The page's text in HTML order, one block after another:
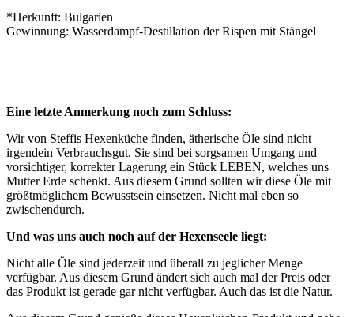
*Herkunft: Bulgarien
Gewinnung: Wasserdampf-Destillation der Rispen mit Stängel
Eine letzte Anmerkung noch zum Schluss:
Wir von Steffis Hexenküche finden, ätherische Öle sind nicht
irgendein Verbrauchsgut. Sie sind bei sorgsamen Umgang und
vorsichtiger, korrekter Lagerung ein Stück LEBEN, welches uns
Mutter Erde schenkt. Aus diesem Grund sollten wir diese Öle mit
größtmöglichem Bewusstsein einsetzen. Nicht mal eben so
zwischendurch.
Und was uns auch noch auf der Hexenseele liegt:
Nicht alle Öle sind jederzeit und überall zu jeglicher Menge
verfügbar. Aus diesem Grund ändert sich auch mal der Preis oder
das Produkt ist gerade gar nicht verfügbar. Auch das ist die Natur.